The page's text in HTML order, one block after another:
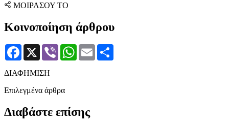
ΜΟΙΡΑΣΟΥ ΤΟ
Κοινοποίηση άρθρου
Facebook
X Viber WhatsApp
Email
ΔΙΑΦΗΜΙΣΗ
Επιλεγμένα άρθρα
Διαβάστε επίσης